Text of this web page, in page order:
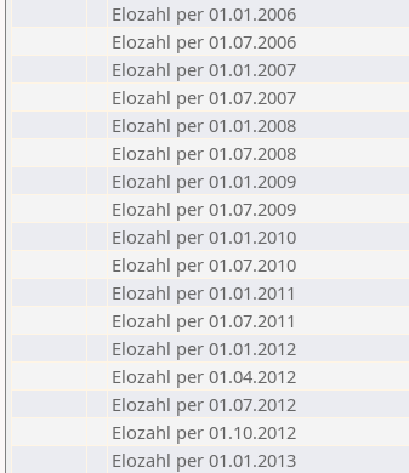
Elozahl per 01.01.2006
Elozahl per 01.07.2006
Elozahl per 01.01.2007
Elozahl per 01.07.2007
Elozahl per 01.01.2008
Elozahl per 01.07.2008
Elozahl per 01.01.2009
Elozahl per 01.07.2009
Elozahl per 01.01.2010
Elozahl per 01.07.2010
Elozahl per 01.01.2011
Elozahl per 01.07.2011
Elozahl per 01.01.2012
Elozahl per 01.04.2012
Elozahl per 01.07.2012
Elozahl per 01.10.2012
Elozahl per 01.01.2013